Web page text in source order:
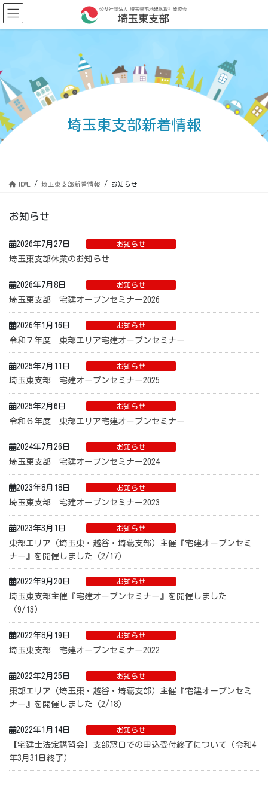
コ
ン
テ
に
移
動
ナ
ビ
ゲ
ョ
ン
に
移
動
埼玉東支部新着情報
HOME 埼玉東支部新着情報 お知らせ
お知らせ
2026年7月27日 お知らせ
埼玉東支部休業のお知らせ
2026年7月8日 お知らせ
埼玉東支部 宅建オープンセミナー2026
2026年1月16日 お知らせ
令和７年度 東部エリア宅建オープンセミナー
2025年7月11日 お知らせ
埼玉東支部 宅建オープンセミナー2025
2025年2月6日 お知らせ
令和６年度 東部エリア宅建オープンセミナー
2024年7月26日 お知らせ
埼玉東支部 宅建オープンセミナー2024
2023年8月18日 お知らせ
埼玉東支部 宅建オープンセミナー2023
2023年3月1日 お知らせ
東部エリア（埼玉東・越谷・埼葛支部）主催『宅建オープンセミ
ナー』を開催しました（2/17）
2022年9月20日 お知らせ
埼玉東支部主催『宅建オープンセミナー』を開催しました
（9/13）
2022年8月19日 お知らせ
埼玉東支部 宅建オープンセミナー2022
2022年2月25日 お知らせ
東部エリア（埼玉東・越谷・埼葛支部）主催『宅建オープンセミ
ナー』を開催しました（2/18）
2022年1月14日 お知らせ
【宅建士法定講習会】支部窓口での申込受付終了について（令和4
年3月31日終了）